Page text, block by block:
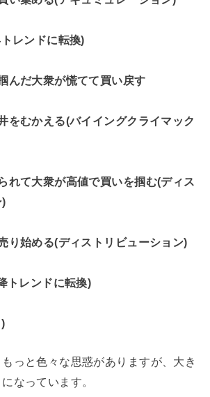
レンドに転換)
んだ大衆が慌てて買い戻す
をむかえる(バイイングクライマック
れて大衆が高値で買いを掴む(ディス
)
り始める(ディストリビューション)
トレンドに転換)
っと色々な思惑がありますが、大き
なっています。